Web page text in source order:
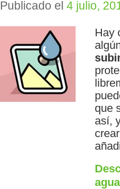
Publicado el 4 julio,
Hay
que
así,